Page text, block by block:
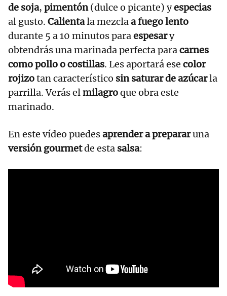
de soja, pimentón(dulce o picante) yespecias
al gusto. Calientala mezclaa fuego lento
durante 5 a 10 minutos paraespesary
obtendrás una marinada perfecta paracarnes
como pollo o costillas. Les aportará ese color
rojizotan característico sin saturar de azúcarla
parrilla. Verás elmilagroque obra este
marinado.
En este vídeo puedesaprender a prepararuna
versión gourmetde esta salsa: